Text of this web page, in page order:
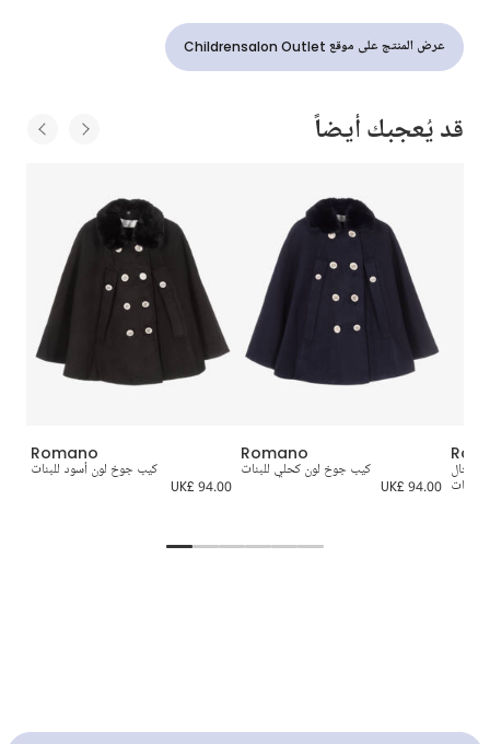
عرض المنتج على موقع Childrensalon Outlet
قد يُعجبك أيضاً
Romano
كيب جوخ لون أسود للبنات
UK£ 94.00
Romano
كيب جوخ لون كحلي للبنات
UK£ 94.00 للبنات